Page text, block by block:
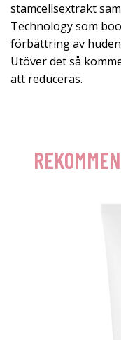
stamcellsextrakt
Technology som
förbättring av
Utöver det så
att reduceras.